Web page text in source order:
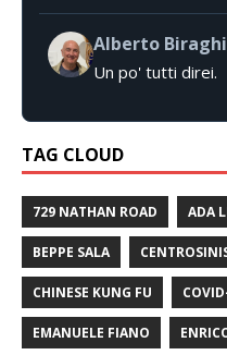
Alberto Biraghi
Un po' tutti direi.
TAG CLOUD
729 NATHAN ROAD ADA
BEPPE SALA
CHINESE KUNG FU
EMANUELE FIANO